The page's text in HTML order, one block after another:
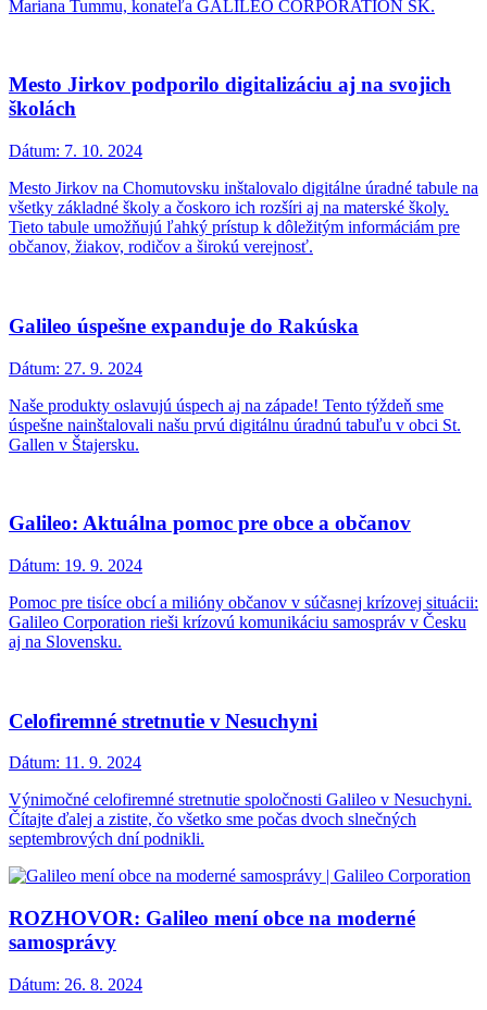
Mariana Tummu, konateľa GALILEO CORPORATION SK.
Mesto Jirkov podporilo digitalizáciu aj na svojich
školách
Dátum: 7. 10. 2024
Mesto Jirkov na Chomutovsku inštalovalo digitálne úradné tabule na
všetky základné školy a čoskoro ich rozšíri aj na materské školy.
Tieto tabule umožňujú ľahký prístup k dôležitým informáciám pre
občanov, žiakov, rodičov a širokú verejnosť.
Galileo úspešne expanduje do Rakúska
Dátum: 27. 9. 2024
Naše produkty oslavujú úspech aj na západe! Tento týždeň sme
úspešne nainštalovali našu prvú digitálnu úradnú tabuľu v obci St.
Gallen v Štajersku.
Galileo: Aktuálna pomoc pre obce a občanov
Dátum: 19. 9. 2024
Pomoc pre tisíce obcí a milióny občanov v súčasnej krízovej situácii:
Galileo Corporation rieši krízovú komunikáciu samospráv v Česku
aj na Slovensku.
Celofiremné stretnutie v Nesuchyni
Dátum: 11. 9. 2024
Výnimočné celofiremné stretnutie spoločnosti Galileo v Nesuchyni.
Čítajte ďalej a zistite, čo všetko sme počas dvoch slnečných
septembrových dní podnikli.
ROZHOVOR: Galileo mení obce na moderné
samosprávy
Dátum: 26. 8. 2024